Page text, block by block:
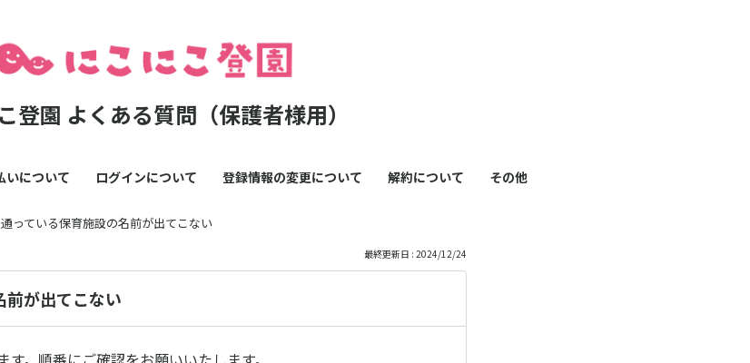
登園 よくある質問（保護者様用）
いについて ログインについて 登録情報の変更について 解約について その他
通っている保育施設の名前が出てこない
最終更新日 : 2024/12/24
前が出てこない